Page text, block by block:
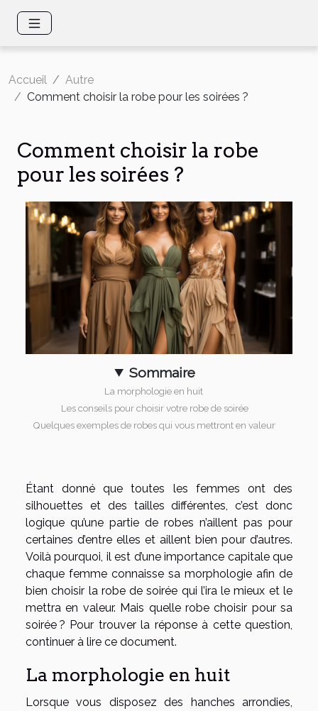
Accueil
Autre
Comment choisir la robe pour les soirées ?
Comment choisir la robe
pour les soirées ?
Sommaire
La morphologie en huit
Les conseils pour choisir votre robe de soirée
Quelques exemples de robes qui vous mettront en valeur
Étant donné que toutes les femmes ont des
silhouettes et des tailles différentes, c’est donc
logique qu’une partie de robes n’aillent pas pour
certaines d’entre elles et aillent bien pour d’autres.
Voilà pourquoi, il est d’une importance capitale que
chaque femme connaisse sa morphologie afin de
bien choisir la robe de soirée qui l’ira le mieux et le
mettra en valeur. Mais quelle robe choisir pour sa
soirée ? Pour trouver la réponse à cette question,
continuer à lire ce document.
La morphologie en huit
Lorsque vous disposez des hanches arrondies,